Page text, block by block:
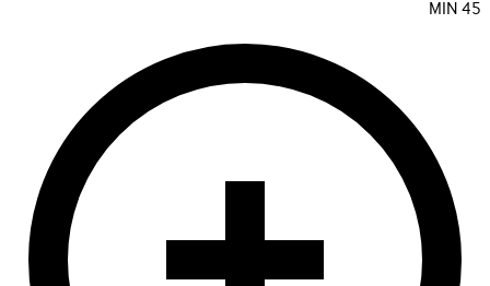
45
MIN